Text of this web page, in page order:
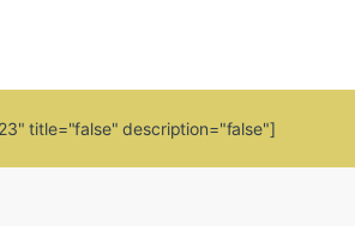
title="false" description="false"]